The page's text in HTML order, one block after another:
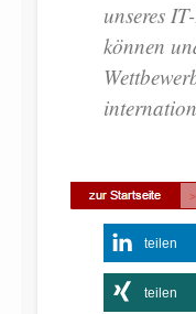
unseres
können
teilen
teilen